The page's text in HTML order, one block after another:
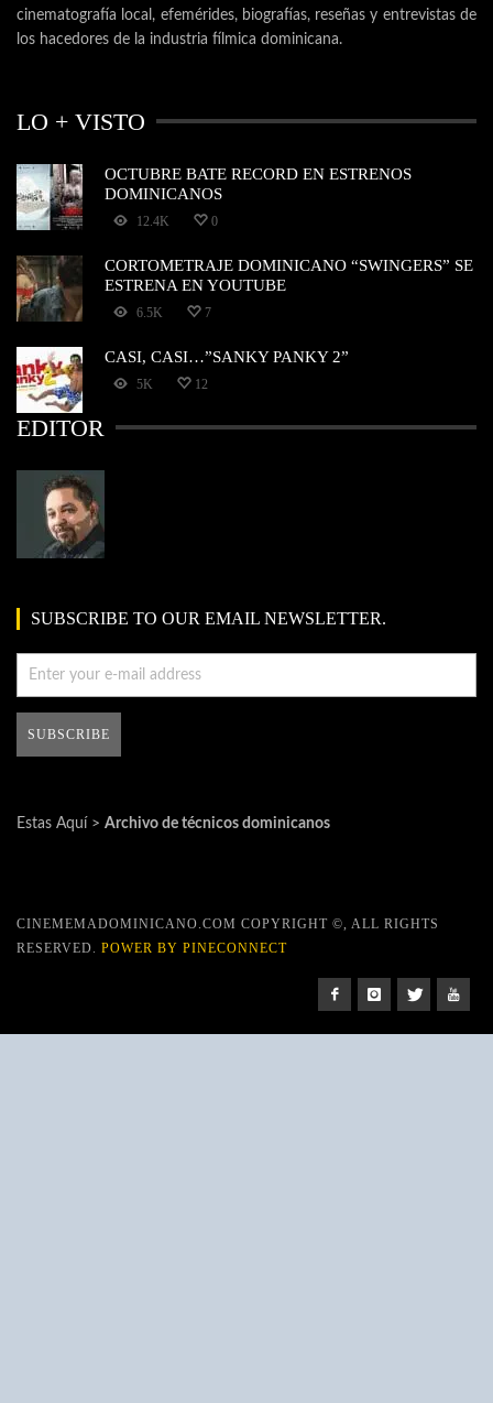
cinematografía local, efemérides, biografías, reseñas y entrevistas de
los hacedores de la industria fílmica dominicana.
LO + VISTO
OCTUBRE BATE RECORD EN ESTRENOS
DOMINICANOS
12.4K 0
CORTOMETRAJE DOMINICANO “SWINGERS” SE
ESTRENA EN YOUTUBE
6.5K 7
CASI, CASI…”SANKY PANKY 2”
5K 12
EDITOR
SUBSCRIBE TO OUR EMAIL NEWSLETTER.
Estas Aquí > Archivo de técnicos dominicanos
CINEMEMADOMINICANO.COM COPYRIGHT ©, ALL RIGHTS
RESERVED. POWER BY PINECONNECT